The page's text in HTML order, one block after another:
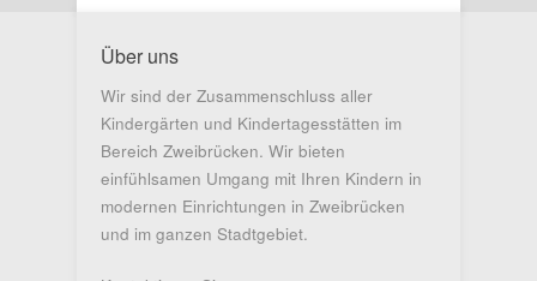
Über uns
Wir sind der Zusammenschluss aller
Kindergärten und Kindertagesstätten im
Bereich Zweibrücken. Wir bieten
einfühlsamen Umgang mit Ihren Kindern in
modernen Einrichtungen in Zweibrücken
und im ganzen Stadtgebiet.